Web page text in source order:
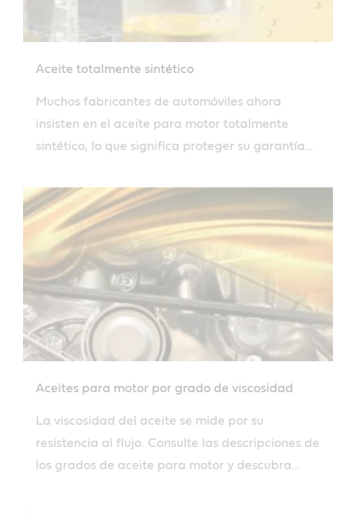
Aceite totalmente sintético
Muchos fabricantes de automóviles ahora
insisten en el aceite para motor totalmente
sintético, lo que significa proteger su garantía
exactas. Obtenga más información aquí.
Aceites para motor por grado de viscosidad
La viscosidad del aceite se mide por su
resistencia al flujo. Consulte las descripciones de
los grados de aceite para motor y descubra